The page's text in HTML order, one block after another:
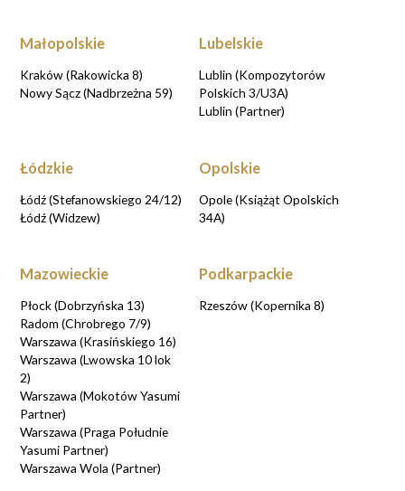
Małopolskie
Kraków (Rakowicka 8)
Nowy Sącz (Nadbrzeżna 59)
Lubelskie
Lublin (Kompozytorów
Polskich 3/U3A)
Lublin (Partner)
Łódzkie
Łódź (Stefanowskiego 24/12)
Łódź (Widzew)
Opolskie
Opole (Książąt Opolskich
34A)
Mazowieckie
Płock (Dobrzyńska 13)
Radom (Chrobrego 7/9)
Warszawa (Krasińskiego 16)
Warszawa (Lwowska 10 lok
2)
Warszawa (Mokotów Yasumi
Partner)
Warszawa (Praga Południe
Yasumi Partner)
Warszawa Wola (Partner)
Podkarpackie
Rzeszów (Kopernika 8)